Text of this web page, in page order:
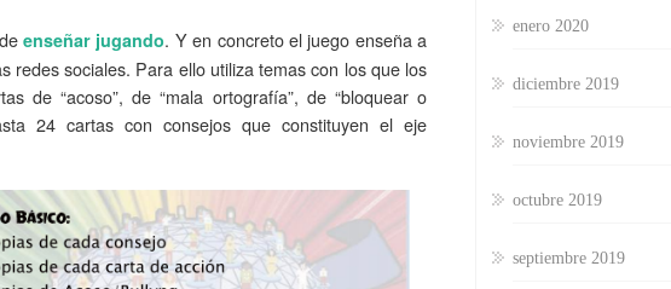
enseñar jugando. Y en concreto el juego enseña a
redes sociales. Para ello utiliza temas con los que los
de “acoso”, de “mala ortografía”, de “bloquear o
24 cartas con consejos que constituyen el eje
enero 2020
diciembre 2019
noviembre 2019
octubre 2019
septiembre 2019